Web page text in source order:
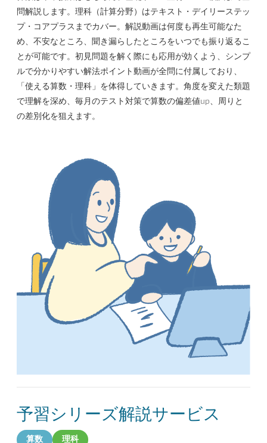
問解説します。理科（計算分野）はテキスト・デイリーステッ
プ・コアプラスまでカバー。解説動画は何度も再生可能なた
め、不安なところ、聞き漏らしたところをいつでも振り返るこ
とが可能です。初見問題を解く際にも応用が効くよう、シンプ
ルで分かりやすい解法ポイント動画が全問に付属しており、
「使える算数・理科」を体得していきます。角度を変えた類題
で理解を深め、毎月のテスト対策で算数の偏差値up、周りと
の差別化を狙えます。
予習シリーズ解説サービス
算数 理科